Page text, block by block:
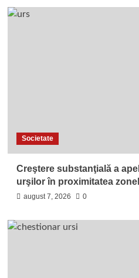
Societate
Creştere substanţială a
urşilor în proximitatea
august 7, 2026 0